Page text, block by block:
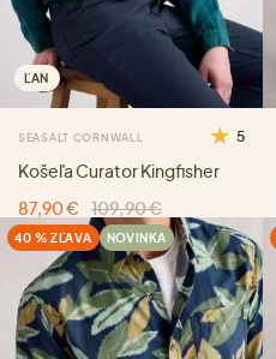
ĽAN
SEASALT CORNWALL 5
Košeľa Curator Kingfisher
87,90 €
109,90 €
40 % ZĽAVA NOVINKA